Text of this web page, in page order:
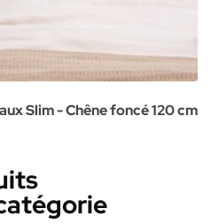
Slim - Chêne foncé 120 cm